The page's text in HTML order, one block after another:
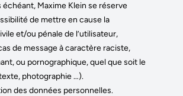
échéant, Maxime Klein se réserve
de mettre en cause la
et/ou pénale de l’utilisateur,
de message à caractère raciste,
ou pornographique, quel que soit le
photographie …).
des données personnelles.